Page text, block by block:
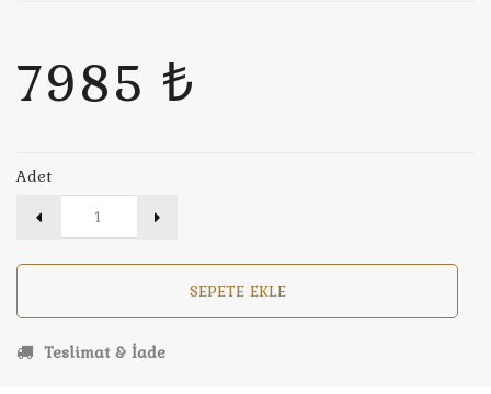
7985 ₺
Adet
SEPETE EKLE
Teslimat & İade